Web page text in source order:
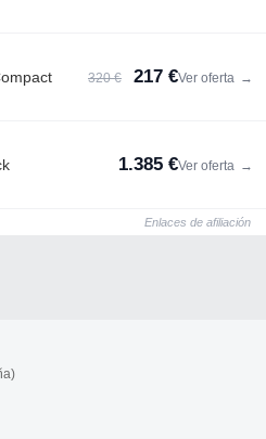
320 € 217 €Ver oferta →
1.385 €Ver oferta →
Enlaces de afiliación